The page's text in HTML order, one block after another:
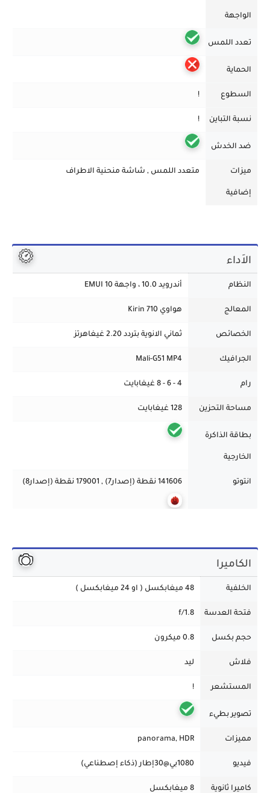
الواجهة
تعدد اللمس
الحماية
السطوع !
نسبة التباين !
ضد الخدش
ميزات
إضافية
متعدد اللمس , شاشة منحنية الاطراف
الاَداء
النظام أندرويد 10.0 ، واجهة EMUI 10
المعالج هواوي Kirin 710
الخصائص ثماني الانوية بتردد 2.20 غيغاهرتز
الجرافيك Mali-G51 MP4
رام 4 - 6 - 8 غيغابايت
مساحة التحزين 128 غيغابايت
بطاقة الذاكرة
الخارجية
انتوتو 141606 نقطة (إصدار7) , 179001 نقطة (إصدار8)
الكاميرا
الخلفية 48 ميغابكسل ( او 24 ميغابكسل )
فتحة العدسة f/1.8
حجم بكسل 0.8 ميكرون
فلاش ليد
المستشعر !
تصوير بطيء
مميزات panorama, HDR
فيديو 1080بي@30إطار (ذكاء إصطناعي)
كاميرا ثانوية 8 ميغابكسل